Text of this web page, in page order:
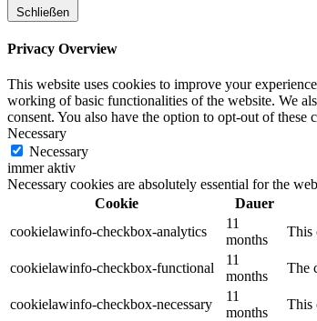
Schließen
Privacy Overview
This website uses cookies to improve your
working of basic functionalities of the website. We
consent. You also have the option to opt-out of
Necessary
Necessary
immer aktiv
Necessary cookies are absolutely essential for the
Cookie
Dauer
cookielawinfo-checkbox-analytics
11
months
This
cookielawinfo-checkbox-functional
11
months
The
cookielawinfo-checkbox-necessary
11
months
This